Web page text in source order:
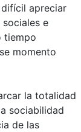
apreciar
e
tiempo
momento
la totalidad
sociabilidad
de las